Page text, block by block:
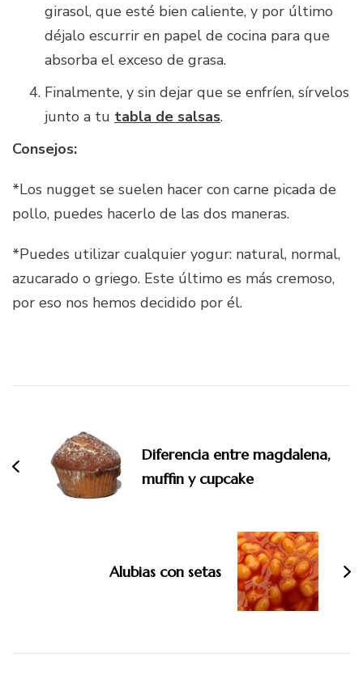
girasol, que esté bien caliente, y por último
déjalo escurrir en papel de cocina para que
absorba el exceso de grasa.
Finalmente, y sin dejar que se enfríen, sírvelos
junto a tu tabla de salsas.
Consejos:
*Los nugget se suelen hacer con carne picada de
pollo, puedes hacerlo de las dos maneras.
*Puedes utilizar cualquier yogur: natural, normal,
azucarado o griego. Este último es más cremoso,
por eso nos hemos decidido por él.
entradas
Diferencia entre magdalena,
muffin y cupcake
Alubias con setas